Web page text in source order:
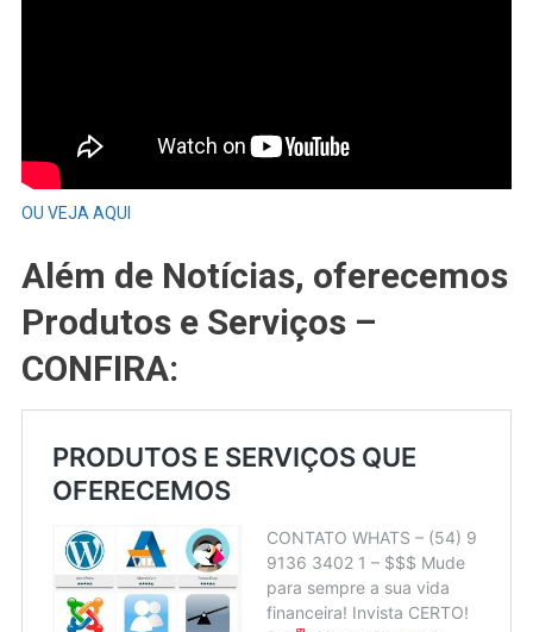
OU VEJA AQUI
Além de Notícias, oferecemos
Produtos e Serviços –
CONFIRA: